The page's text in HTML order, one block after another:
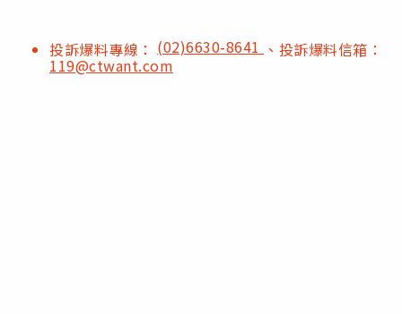
投訴爆料專線： (02)6630-8641 、投訴爆料信箱：
119@ctwant.com